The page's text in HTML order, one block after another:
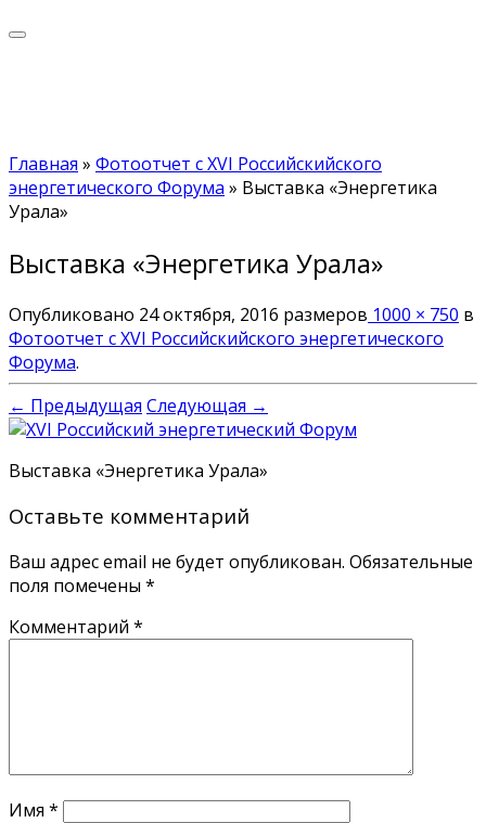
Главная » Фотоотчет с XVI Российскийского
энергетического Форума » Выставка «Энергетика
Урала»
Выставка «Энергетика Урала»
Опубликовано 24 октября, 2016 размеров 1000 × 750 в
Фотоотчет с XVI Российскийского энергетического
Форума.
← Предыдущая Следующая →
Выставка «Энергетика Урала»
Оставьте комментарий
Ваш адрес email не будет опубликован. Обязательные
поля помечены *
Комментарий *
Имя *